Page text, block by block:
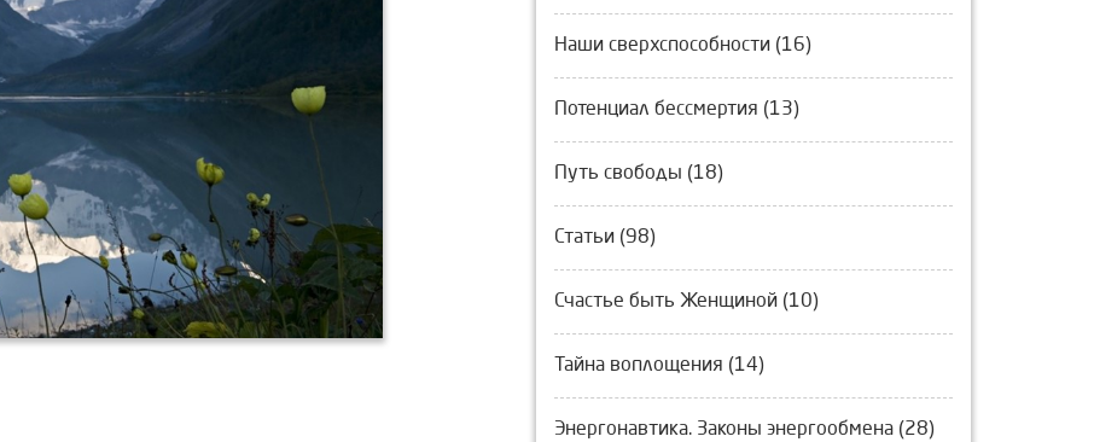
Наши сверхспособности (16)
Потенциал бессмертия (13)
Путь свободы (18)
Статьи (98)
Счастье быть Женщиной (10)
Тайна воплощения (14)
Энергонавтика. Законы энергообмена (28)